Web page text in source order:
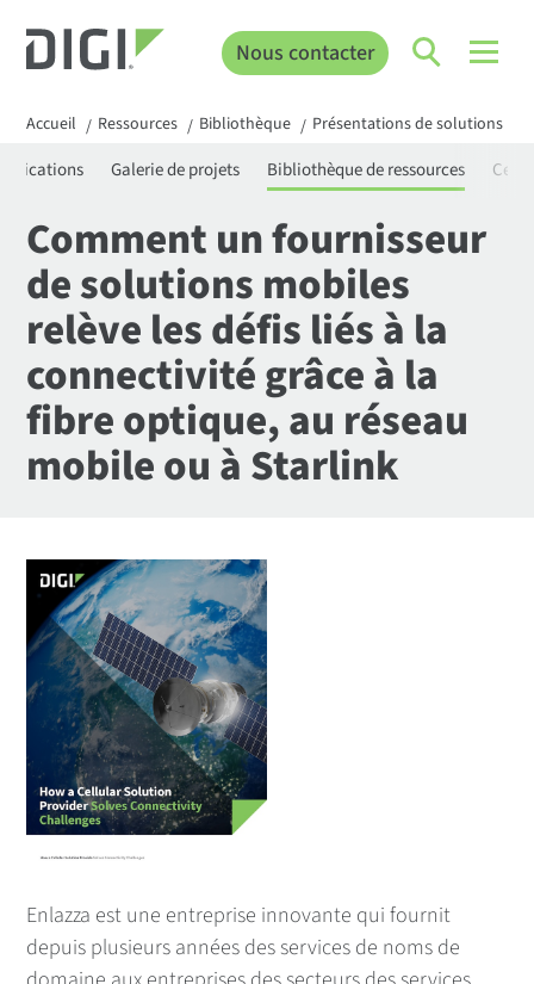
Nous contacter
Accueil / Ressources / Bibliothèque / Présentations de solutions
Galerie de projets Bibliothèque de ressources
Comment un fournisseur
de solutions mobiles
relève les défis liés à la
connectivité grâce à la
fibre optique, au réseau
mobile ou à Starlink
Enlazza est une entreprise innovante qui fournit
depuis plusieurs années des services de noms de